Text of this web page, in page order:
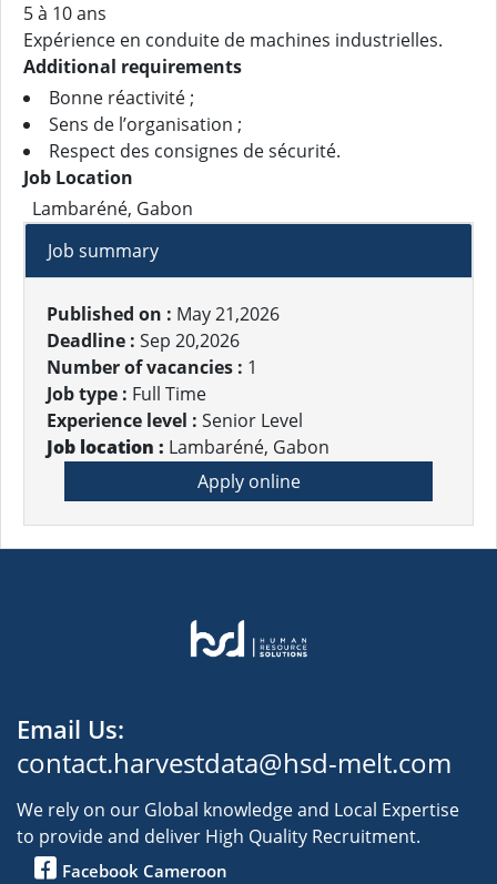
5 à 10 ans
Expérience en conduite de machines industrielles.
Additional requirements
Bonne réactivité ;
Sens de l’organisation ;
Respect des consignes de sécurité.
Job Location
Lambaréné, Gabon
Job summary
Published on : May 21,2026
Deadline : Sep 20,2026
Number of vacancies : 1
Job type : Full Time
Experience level : Senior Level
Job location : Lambaréné, Gabon
Apply online
Email Us:
contact.harvestdata@hsd-melt.com
We rely on our Global knowledge and Local Expertise
to provide and deliver High Quality Recruitment.
Facebook Cameroon